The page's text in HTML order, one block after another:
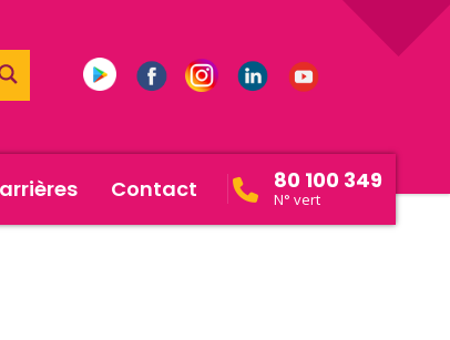
Contact 80 100 349
N° vert